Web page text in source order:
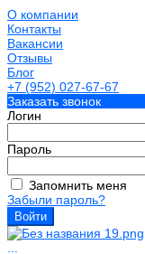
О компании
Контакты
Вакансии
Отзывы
Блог
+7 (952) 027-67-67
Заказать звонок
Логин
Пароль
Запомнить меня
Забыли пароль?